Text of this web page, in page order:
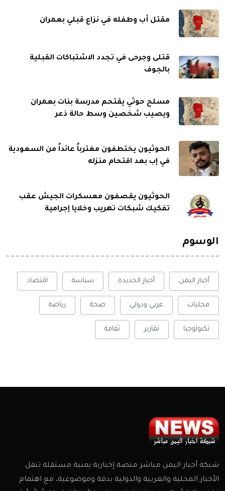
مقتل أب وطفله في نزاع قبلي بعمران
قتلى وجرحى في تجدد الاشتباكات القبلية
بالجوف
مسلح حوثي يقتحم مدرسة بنات بعمران
ويصيب شخصين وسط حالة ذعر
الحوثيون يختطفون مغترباً عائداً من السعودية
في إب بعد اقتحام منزله
الحوثيون يقصفون معسكرات الجيش عقب
تفكيك شبكات تهريب وخلايا إجرامية
الوسوم
أخبار اليمن أخبار الحديدة سياسة اقتصاد
محليات عربي ودولي صحة رياضة
تكنولوجيا تقارير ثقافة
شبكة أخبار اليمن مباشر منصة إخبارية يمنية مستقلة تنقل
الأخبار المحلية والعربية والدولية بدقة وموضوعية، مع اهتمام